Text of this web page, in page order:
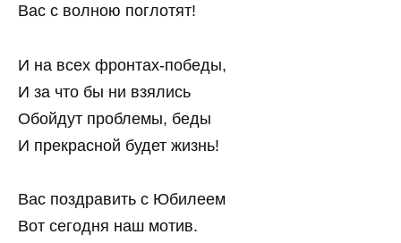
Вас с волною поглотят!
И на всех фронтах-победы,
И за что бы ни взялись
Обойдут проблемы, беды
И прекрасной будет жизнь!
Вас поздравить с Юбилеем
Вот сегодня наш мотив.